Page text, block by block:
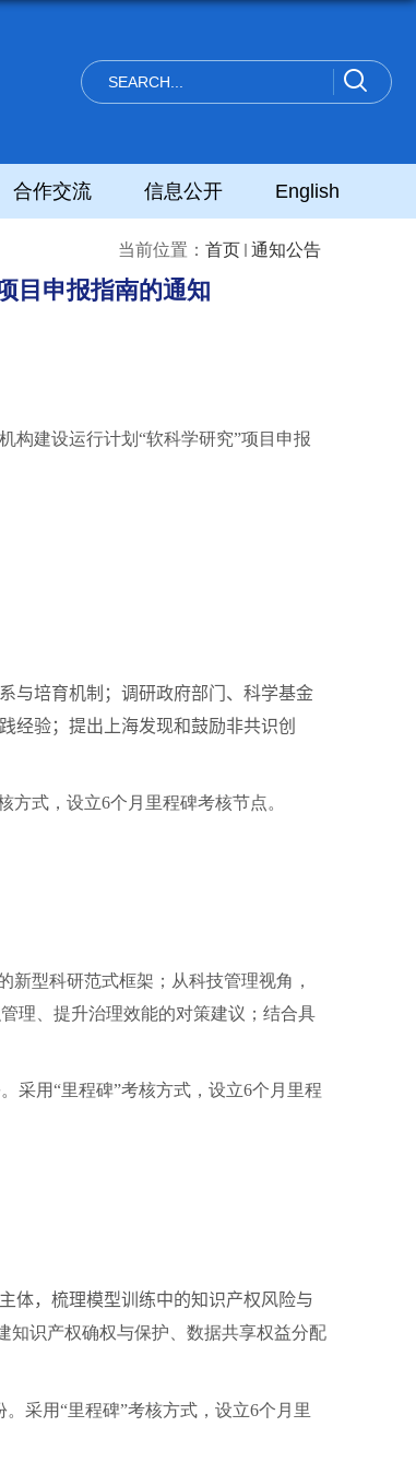
合作交流 信息公开 English
当前位置： 首页 通知公告
目申报指南的通知
构建设运行计划“软科学研究”项目申报
与培育机制；调研政府部门、科学基金
经验；提出上海发现和鼓励非共识创
方式，设立6个月里程碑考核节点。
新型科研范式框架；从科技管理视角，
理、提升治理效能的对策建议；结合具
采用“里程碑”考核方式，设立6个月里程
，梳理模型训练中的知识产权风险与
知识产权确权与保护、数据共享权益分配
。采用“里程碑”考核方式，设立6个月里